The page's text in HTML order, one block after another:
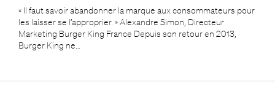
« Il faut savoir abandonner la marque aux consommateurs pour
les laisser se l’approprier. » Alexandre Simon, Directeur
Marketing Burger King France Depuis son retour en 2013,
Burger King ne…